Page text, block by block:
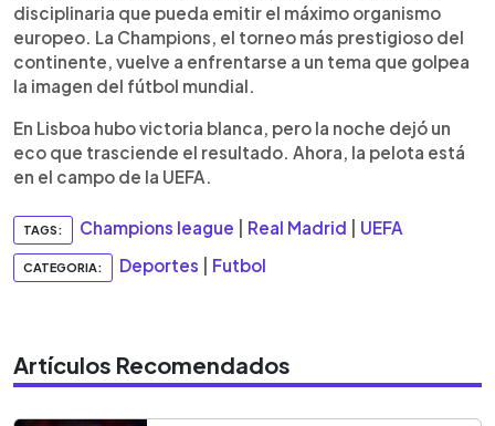
disciplinaria que pueda emitir el máximo organismo
europeo. La Champions, el torneo más prestigioso del
continente, vuelve a enfrentarse a un tema que golpea
la imagen del fútbol mundial.
En Lisboa hubo victoria blanca, pero la noche dejó un
eco que trasciende el resultado. Ahora, la pelota está
en el campo de la UEFA.
TAGS: Champions league Real Madrid UEFA
CATEGORIA: Deportes Futbol
Artículos Recomendados